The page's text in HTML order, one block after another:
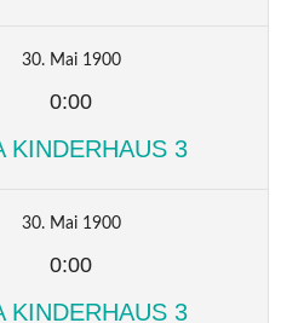
30. Mai 1900
0:00
KINDERHAUS 3
30. Mai 1900
0:00
KINDERHAUS 3